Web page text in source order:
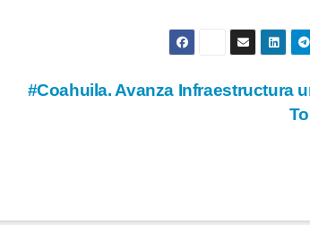
#Coahuila. Avanza Infraestructura